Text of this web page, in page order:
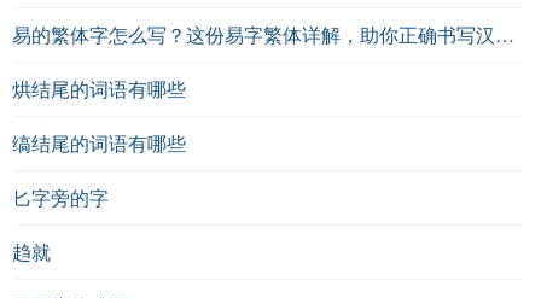
易的繁体字怎么写？这份易字繁体详解，助你正确书写汉字_汉字繁体学习
烘结尾的词语有哪些
缟结尾的词语有哪些
匕字旁的字
趋就